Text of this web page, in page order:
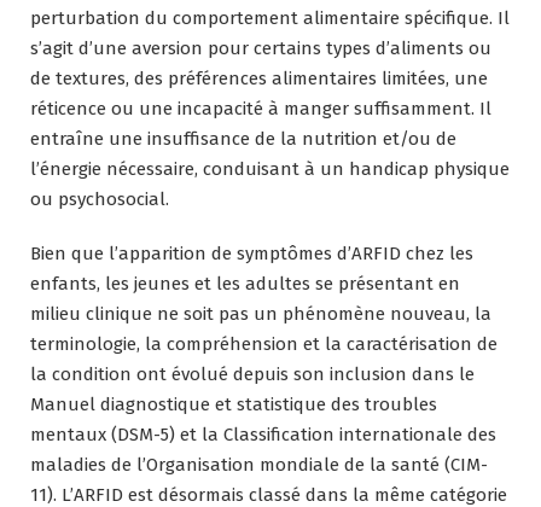
perturbation du comportement alimentaire spécifique. Il
s’agit d’une aversion pour certains types d’aliments ou
de textures, des préférences alimentaires limitées, une
réticence ou une incapacité à manger suffisamment. Il
entraîne une insuffisance de la nutrition et/ou de
l’énergie nécessaire, conduisant à un handicap physique
ou psychosocial.
Bien que l’apparition de symptômes d’ARFID chez les
enfants, les jeunes et les adultes se présentant en
milieu clinique ne soit pas un phénomène nouveau, la
terminologie, la compréhension et la caractérisation de
la condition ont évolué depuis son inclusion dans le
Manuel diagnostique et statistique des troubles
mentaux (DSM-5) et la Classification internationale des
maladies de l’Organisation mondiale de la santé (CIM-
11). L’ARFID est désormais classé dans la même catégorie